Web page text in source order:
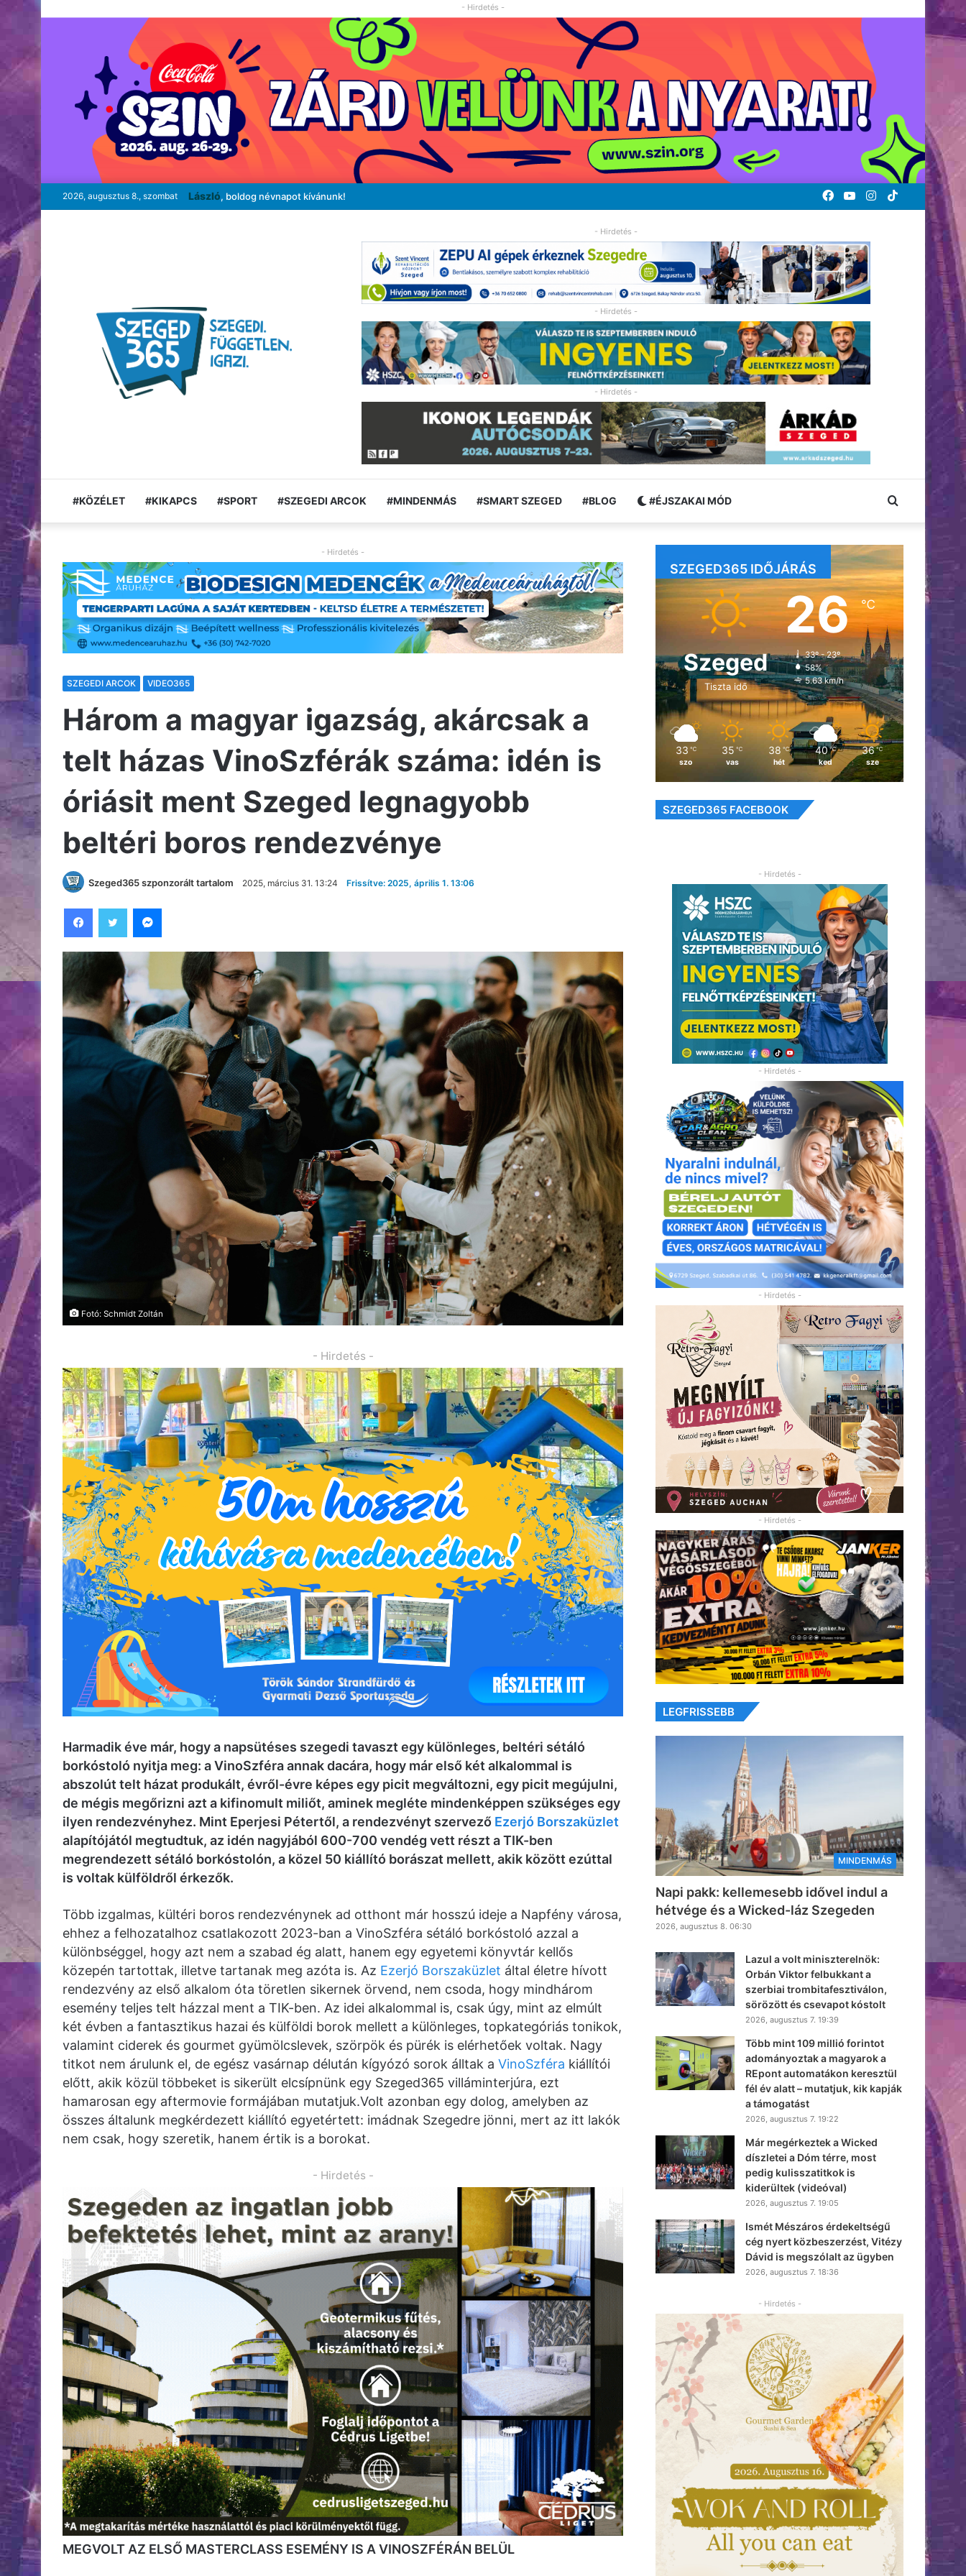
- Hirdetés -
2026, augusztus 8., szombat László, boldog névnapot kívánunk! TikTok
Instagram
YouTube
Facebook
- Hirdetés -
- Hirdetés -
- Hirdetés -
#KÖZÉLET #KIKAPCS #SPORT #SZEGEDI ARCOK #MINDENMÁS #SMART SZEGED #BLOG #ÉJSZAKAI MÓD Keresés:
- Hirdetés -
SZEGEDI ARCOK VIDEO365
Három a magyar igazság, akárcsak a
telt házas VinoSzférák száma: idén is
óriásit ment Szeged legnagyobb
beltéri boros rendezvénye
Szeged365 szponzorált tartalom 2025, március 31. 13:24 Frissítve: 2025, április 1. 13:06
Fotó: Schmidt Zoltán
- Hirdetés -
Harmadik éve már, hogy a napsütéses szegedi tavaszt egy különleges, beltéri sétáló
borkóstoló nyitja meg: a VinoSzféra annak dacára, hogy már első két alkalommal is
abszolút telt házat produkált, évről-évre képes egy picit megváltozni, egy picit megújulni,
de mégis megőrizni azt a kifinomult miliőt, aminek megléte mindenképpen szükséges egy
ilyen rendezvényhez. Mint Eperjesi Pétertől, a rendezvényt szervező Ezerjó Borszaküzlet
alapítójától megtudtuk, az idén nagyjából 600-700 vendég vett részt a TIK-ben
megrendezett sétáló borkóstolón, a közel 50 kiállító borászat mellett, akik között ezúttal
is voltak külföldről érkezők.
Több izgalmas, kültéri boros rendezvénynek ad otthont már hosszú ideje a Napfény városa,
ehhez a felhozatalhoz csatlakozott 2023-ban a VinoSzféra sétáló borkóstoló azzal a
különbséggel, hogy azt nem a szabad ég alatt, hanem egy egyetemi könyvtár kellős
közepén tartottak, illetve tartanak meg azóta is. Az Ezerjó Borszaküzlet által életre hívott
rendezvény az első alkalom óta töretlen sikernek örvend, nem csoda, hogy mindhárom
esemény teljes telt házzal ment a TIK-ben. Az idei alkalommal is, csak úgy, mint az elmúlt
két évben a fantasztikus hazai és külföldi borok mellett a különleges, topkategóriás tonikok,
valamint ciderek és gourmet gyümölcslevek, szörpök és pürék is elérhetőek voltak. Nagy
titkot nem árulunk el, de egész vasárnap délután kígyózó sorok álltak a VinoSzféra kiállítói
előtt, akik közül többeket is sikerült elcsípnünk egy Szeged365 villáminterjúra, ezt
hamarosan egy aftermovie formájában mutatjuk.Volt azonban egy dolog, amelyben az
összes általunk megkérdezett kiállító egyetértett: imádnak Szegedre jönni, mert az itt lakók
nem csak, hogy szeretik, hanem értik is a borokat.
- Hirdetés -
MEGVOLT AZ ELSŐ MASTERCLASS ESEMÉNY IS A VINOSZFÉRÁN BELÜL
SZEGED365 IDŐJÁRÁS
Szeged
Tiszta idő
26℃
33º - 23º
58%
5.63 km/h
33 ℃
szo
35 ℃
vas
38 ℃
hét
40 ℃
ked
36 ℃
sze
SZEGED365 FACEBOOK
- Hirdetés -
- Hirdetés -
- Hirdetés -
- Hirdetés -
LEGFRISSEBB
MINDENMÁS
Napi pakk: kellemesebb idővel indul a
hétvége és a Wicked-láz Szegeden
2026, augusztus 8. 06:30
Lazul a volt miniszterelnök:
Orbán Viktor felbukkant a
szerbiai trombitafesztiválon,
sörözött és csevapot kóstolt
2026, augusztus 7. 19:39
Több mint 109 millió forintot
adományoztak a magyarok a
REpont automatákon keresztül
fél év alatt – mutatjuk, kik kapják
a támogatást
2026, augusztus 7. 19:22
Már megérkeztek a Wicked
díszletei a Dóm térre, most
pedig kulisszatitkok is
kiderültek (videóval)
2026, augusztus 7. 19:05
Ismét Mészáros érdekeltségű
cég nyert közbeszerzést, Vitézy
Dávid is megszólalt az ügyben
2026, augusztus 7. 18:36
- Hirdetés -